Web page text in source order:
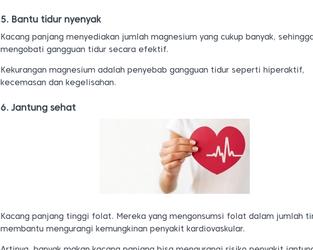
5. Bantu tidur nyenyak
Kacang panjang menyediakan jumlah magnesium yang cukup banyak,
mengobati gangguan tidur secara efektif.
Kekurangan magnesium adalah penyebab gangguan tidur seperti hiperaktif,
kecemasan dan kegelisahan.
6. Jantung sehat
Kacang panjang tinggi folat. Mereka yang mengonsumsi folat dalam jumlah
membantu mengurangi kemungkinan penyakit kardiovaskular.